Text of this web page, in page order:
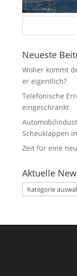
Neueste
Woher kommt
er eigentlich?
Telefonische
eingeschränkt
Scheuklappen
Zeit für eine
Aktuelle
Aktuelle
News-